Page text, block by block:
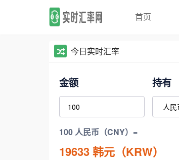
首页
今日实时汇率
金额 持有
100 人民币（CNY）=
19633韩元（KRW）